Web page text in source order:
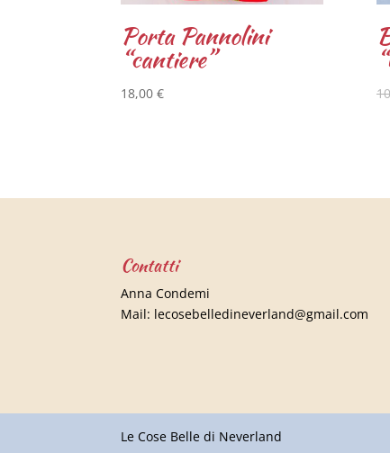
Porta Pannolini
“cantiere”
18,00€
Contatti
Anna Condemi
Mail: lecosebelledineverland@gmail.com
Le Cose Belle di Neverland